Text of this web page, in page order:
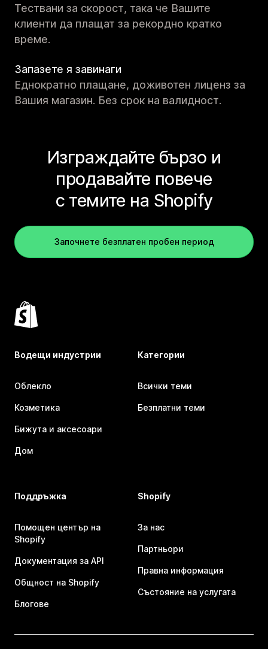
Тествани за скорост, така че Вашите
клиенти да плащат за рекордно кратко
време.
Запазете я завинаги
Еднократно плащане, доживотен лиценз за
Вашия магазин. Без срок на валидност.
Изграждайте бързо и
продавайте повече
с темите на Shopify
Започнете безплатен пробен период
Водещи индустрии
Облекло
Козметика
Бижута и аксесоари
Дом
Категории
Всички теми
Безплатни теми
Поддръжка
Помощен център на
Shopify
Документация за API
Общност на Shopify
Блогове
Shopify
За нас
Партньори
Правна информация
Състояние на услугата